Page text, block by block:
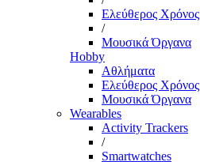
Ελεύθερος Χρόνος
/
Μουσικά Όργανα
Hobby
Αθλήματα
Ελεύθερος Χρόνος
Μουσικά Όργανα
Wearables
Activity Trackers
/
Smartwatches